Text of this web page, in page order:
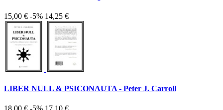
15,00 € -5% 14,25 €
LIBER NULL & PSICONAUTA - Peter J. Carroll
18,00 € -5% 17,10 €